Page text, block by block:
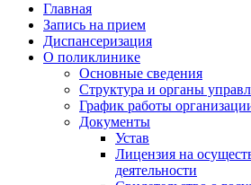
Главная
Запись на прием
Диспансеризация
О поликлинике
Основные сведения
Структура и органы
График работы
Документы
Устав
Лицензия на
деятельности